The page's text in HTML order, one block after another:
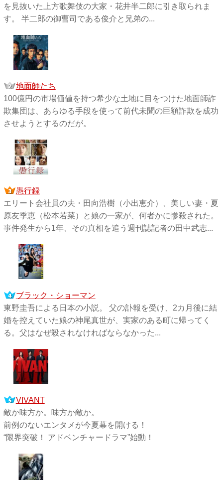
を見抜いた上方歌舞伎の大家・花井半二郎に引き取られま
す。 半二郎の御曹司である俊介と兄弟の...
地面師たち
100億円の市場価値を持つ希少な土地に目をつけた地面師詐
欺集団は、あらゆる手段を使って前代未聞の巨額詐欺を成功
させようとするのだが。
愚行録
エリート会社員の夫・田向浩樹（小出恵介）、美しい妻・夏
原友季恵（松本若菜）と娘の一家が、何者かに惨殺された。
事件発生から1年、その真相を追う週刊誌記者の田中武志...
ブラック・ショーマン
東野圭吾による日本の小説。 父の訃報を受け、2カ月後に結
婚を控えていた娘の神尾真世が、実家のある町に帰ってく
る。父はなぜ殺されなければならなかった...
VIVANT
敵か味方か。味方か敵か。
前例のないエンタメが今夏幕を開ける！
“限界突破！ アドベンチャードラマ”始動！